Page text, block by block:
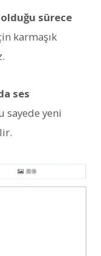
olduğu sürece
karmaşık
ses
sayede yeni